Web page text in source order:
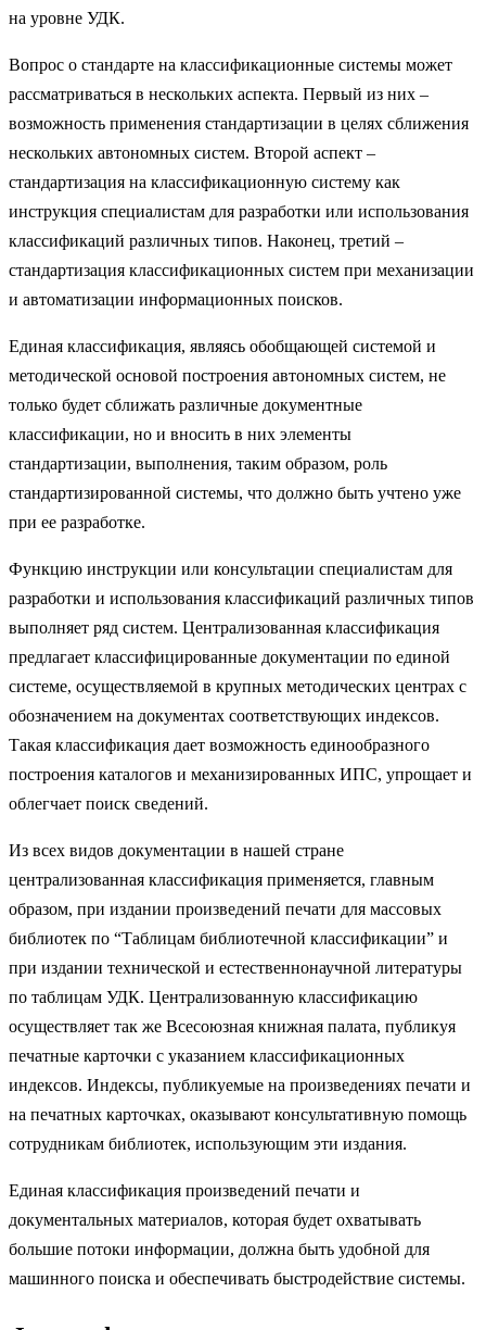
на уровне УДК.
Вопрос о стандарте на классификационные системы может
рассматриваться в нескольких аспекта. Первый из них –
возможность применения стандартизации в целях сближения
нескольких автономных систем. Второй аспект –
стандартизация на классификационную систему как
инструкция специалистам для разработки или использования
классификаций различных типов. Наконец, третий –
стандартизация классификационных систем при механизации
и автоматизации информационных поисков.
Единая классификация, являясь обобщающей системой и
методической основой построения автономных систем, не
только будет сближать различные документные
классификации, но и вносить в них элементы
стандартизации, выполнения, таким образом, роль
стандартизированной системы, что должно быть учтено уже
при ее разработке.
Функцию инструкции или консультации специалистам для
разработки и использования классификаций различных типов
выполняет ряд систем. Централизованная классификация
предлагает классифицированные документации по единой
системе, осуществляемой в крупных методических центрах с
обозначением на документах соответствующих индексов.
Такая классификация дает возможность единообразного
построения каталогов и механизированных ИПС, упрощает и
облегчает поиск сведений.
Из всех видов документации в нашей стране
централизованная классификация применяется, главным
образом, при издании произведений печати для массовых
библиотек по “Таблицам библиотечной классификации” и
при издании технической и естественнонаучной литературы
по таблицам УДК. Централизованную классификацию
осуществляет так же Всесоюзная книжная палата, публикуя
печатные карточки с указанием классификационных
индексов. Индексы, публикуемые на произведениях печати и
на печатных карточках, оказывают консультативную помощь
сотрудникам библиотек, использующим эти издания.
Единая классификация произведений печати и
документальных материалов, которая будет охватывать
большие потоки информации, должна быть удобной для
машинного поиска и обеспечивать быстродействие системы.